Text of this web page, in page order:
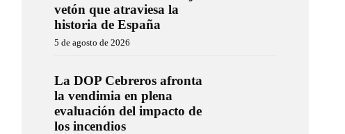
vetón que atraviesa la
historia de España
5 de agosto de 2026
La DOP Cebreros afronta
la vendimia en plena
evaluación del impacto de
los incendios